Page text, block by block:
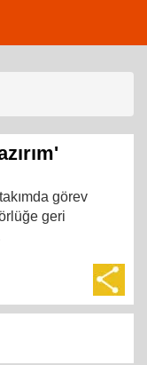
görev
geri